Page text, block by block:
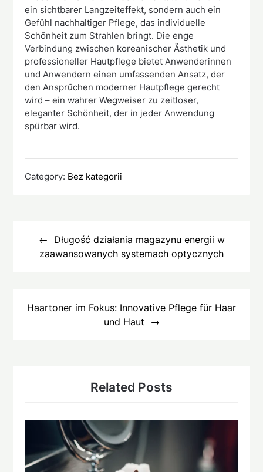
ein sichtbarer Langzeiteffekt, sondern auch ein
Gefühl nachhaltiger Pflege, das individuelle
Schönheit zum Strahlen bringt. Die enge
Verbindung zwischen koreanischer Ästhetik und
professioneller Hautpflege bietet Anwenderinnen
und Anwendern einen umfassenden Ansatz, der
den Ansprüchen moderner Hautpflege gerecht
wird – ein wahrer Wegweiser zu zeitloser,
eleganter Schönheit, der in jeder Anwendung
spürbar wird.
Category: Bez kategorii
Długość działania magazynu energii w
zaawansowanych systemach optycznych
Haartoner im Fokus: Innovative Pflege für Haar
und Haut
Related Posts